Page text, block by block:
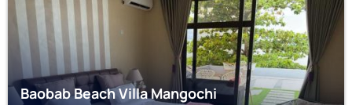
Baobab Beach Villa Mangochi